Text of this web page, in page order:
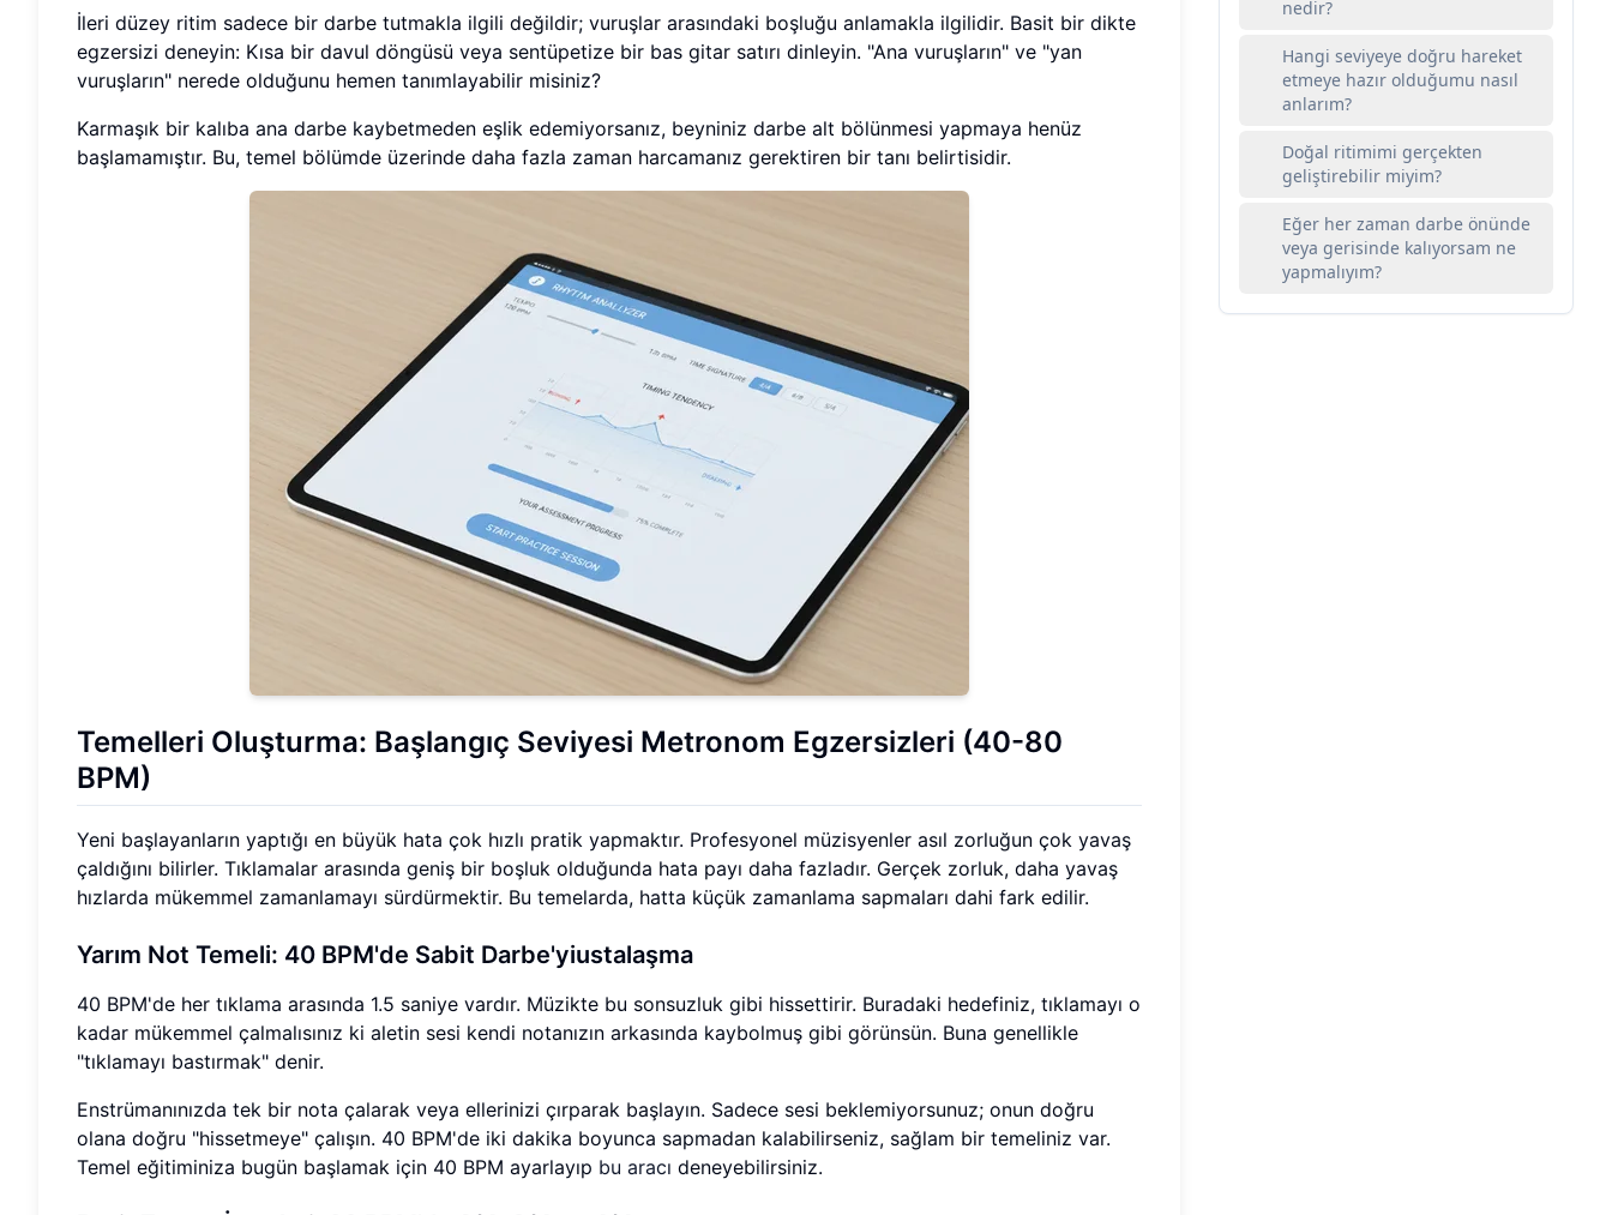
İleri düzey ritim sadece bir darbe tutmakla ilgili değildir; vuruşlar arasındaki boşluğu anlamakla ilgilidir. Basit bir dikte
egzersizi deneyin: Kısa bir davul döngüsü veya sentüpetize bir bas gitar satırı dinleyin. "Ana vuruşların" ve "yan
vuruşların" nerede olduğunu hemen tanımlayabilir misiniz?
Karmaşık bir kalıba ana darbe kaybetmeden eşlik edemiyorsanız, beyniniz darbe alt bölünmesi yapmaya henüz
başlamamıştır. Bu, temel bölümde üzerinde daha fazla zaman harcamanız gerektiren bir tanı belirtisidir.
Temelleri Oluşturma: Başlangıç Seviyesi Metronom Egzersizleri (40-80
BPM)
Yeni başlayanların yaptığı en büyük hata çok hızlı pratik yapmaktır. Profesyonel müzisyenler asıl zorluğun çok yavaş
çaldığını bilirler. Tıklamalar arasında geniş bir boşluk olduğunda hata payı daha fazladır. Gerçek zorluk, daha yavaş
hızlarda mükemmel zamanlamayı sürdürmektir. Bu temelarda, hatta küçük zamanlama sapmaları dahi fark edilir.
Yarım Not Temeli: 40 BPM'de Sabit Darbe'yiustalaşma
40 BPM'de her tıklama arasında 1.5 saniye vardır. Müzikte bu sonsuzluk gibi hissettirir. Buradaki hedefiniz, tıklamayı o
kadar mükemmel çalmalısınız ki aletin sesi kendi notanızın arkasında kaybolmuş gibi görünsün. Buna genellikle
"tıklamayı bastırmak" denir.
Enstrümanınızda tek bir nota çalarak veya ellerinizi çırparak başlayın. Sadece sesi beklemiyorsunuz; onun doğru
olana doğru "hissetmeye" çalışın. 40 BPM'de iki dakika boyunca sapmadan kalabilirseniz, sağlam bir temeliniz var.
Temel eğitiminiza bugün başlamak için 40 BPM ayarlayıp bu aracı deneyebilirsiniz.
nedir?
Hangi seviyeye doğru hareket
etmeye hazır olduğumu nasıl
anlarım?
Doğal ritimimi gerçekten
geliştirebilir miyim?
Eğer her zaman darbe önünde
veya gerisinde kalıyorsam ne
yapmalıyım?